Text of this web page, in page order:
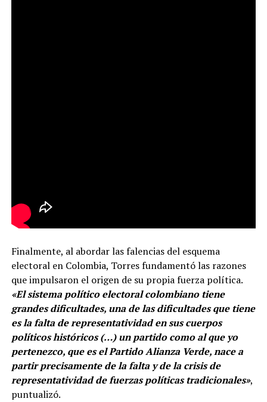
Finalmente, al abordar las falencias del esquema
electoral en Colombia, Torres fundamentó las razones
que impulsaron el origen de su propia fuerza política.
«El sistema político electoral colombiano tiene
grandes dificultades, una de las dificultades que tiene
es la falta de representatividad en sus cuerpos
políticos históricos (…) un partido como al que yo
pertenezco, que es el Partido Alianza Verde, nace a
partir precisamente de la falta y de la crisis de
representatividad de fuerzas políticas tradicionales»,
puntualizó.